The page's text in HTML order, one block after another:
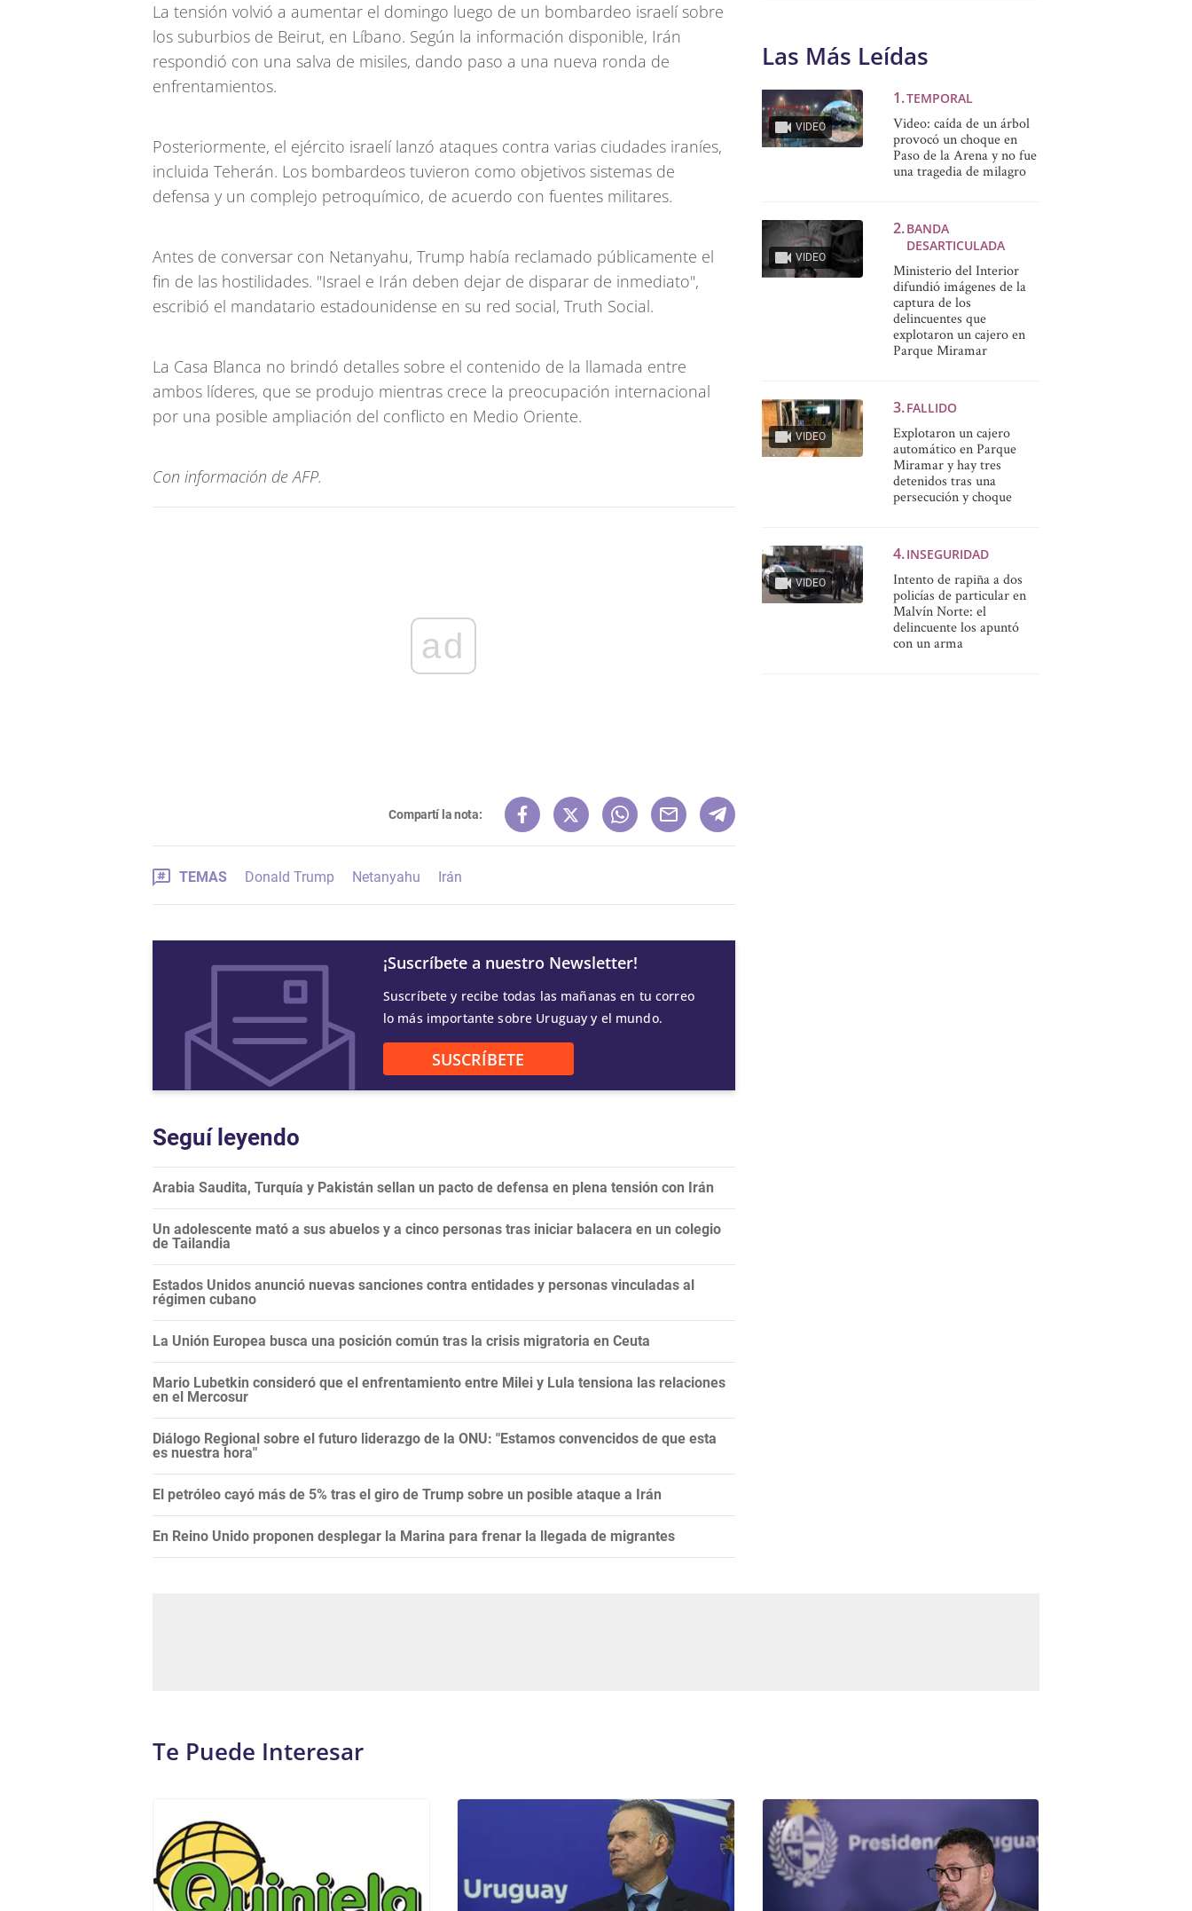
La tensión volvió a aumentar el domingo luego de un bombardeo israelí sobre
los suburbios de Beirut, en Líbano. Según la información disponible, Irán
respondió con una salva de misiles, dando paso a una nueva ronda de
enfrentamientos.
Posteriormente, el ejército israelí lanzó ataques contra varias ciudades iraníes,
incluida Teherán. Los bombardeos tuvieron como objetivos sistemas de
defensa y un complejo petroquímico, de acuerdo con fuentes militares.
Antes de conversar con Netanyahu, Trump había reclamado públicamente el
fin de las hostilidades. "Israel e Irán deben dejar de disparar de inmediato",
escribió el mandatario estadounidense en su red social, Truth Social.
La Casa Blanca no brindó detalles sobre el contenido de la llamada entre
ambos líderes, que se produjo mientras crece la preocupación internacional
por una posible ampliación del conflicto en Medio Oriente.
Con información de AFP.
ad
Compartí la nota:
TEMAS Donald Trump Netanyahu Irán
¡Suscríbete a nuestro Newsletter!
Suscríbete y recibe todas las mañanas en tu correo
lo más importante sobre Uruguay y el mundo.
SUSCRÍBETE
Seguí leyendo
Arabia Saudita, Turquía y Pakistán sellan un pacto de defensa en plena tensión con Irán
Un adolescente mató a sus abuelos y a cinco personas tras iniciar balacera en un colegio
de Tailandia
Estados Unidos anunció nuevas sanciones contra entidades y personas vinculadas al
régimen cubano
La Unión Europea busca una posición común tras la crisis migratoria en Ceuta
Mario Lubetkin consideró que el enfrentamiento entre Milei y Lula tensiona las relaciones
en el Mercosur
Diálogo Regional sobre el futuro liderazgo de la ONU: "Estamos convencidos de que esta
es nuestra hora"
El petróleo cayó más de 5% tras el giro de Trump sobre un posible ataque a Irán
En Reino Unido proponen desplegar la Marina para frenar la llegada de migrantes
Las Más Leídas
VIDEO
TEMPORAL
Video: caída de un árbol
provocó un choque en
Paso de la Arena y no fue
una tragedia de milagro
VIDEO
BANDA
DESARTICULADA
Ministerio del Interior
difundió imágenes de la
captura de los
delincuentes que
explotaron un cajero en
Parque Miramar
VIDEO
FALLIDO
Explotaron un cajero
automático en Parque
Miramar y hay tres
detenidos tras una
persecución y choque
VIDEO
INSEGURIDAD
Intento de rapiña a dos
policías de particular en
Malvín Norte: el
delincuente los apuntó
con un arma
Te Puede Interesar